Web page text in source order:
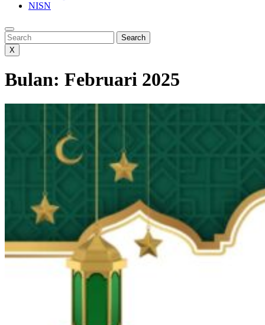
NISN
Search
Search
X
Bulan: Februari 2025